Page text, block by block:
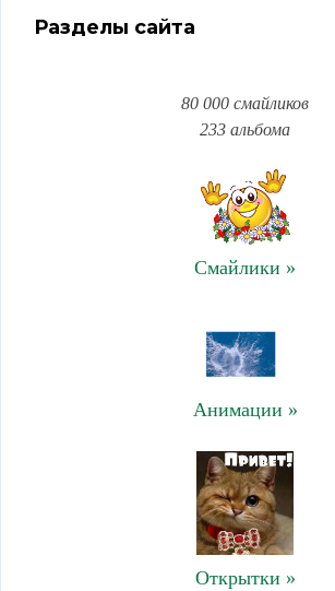
Разделы сайта
80 000 смайликов
233 альбома
Смайлики »
Анимации »
Открытки »